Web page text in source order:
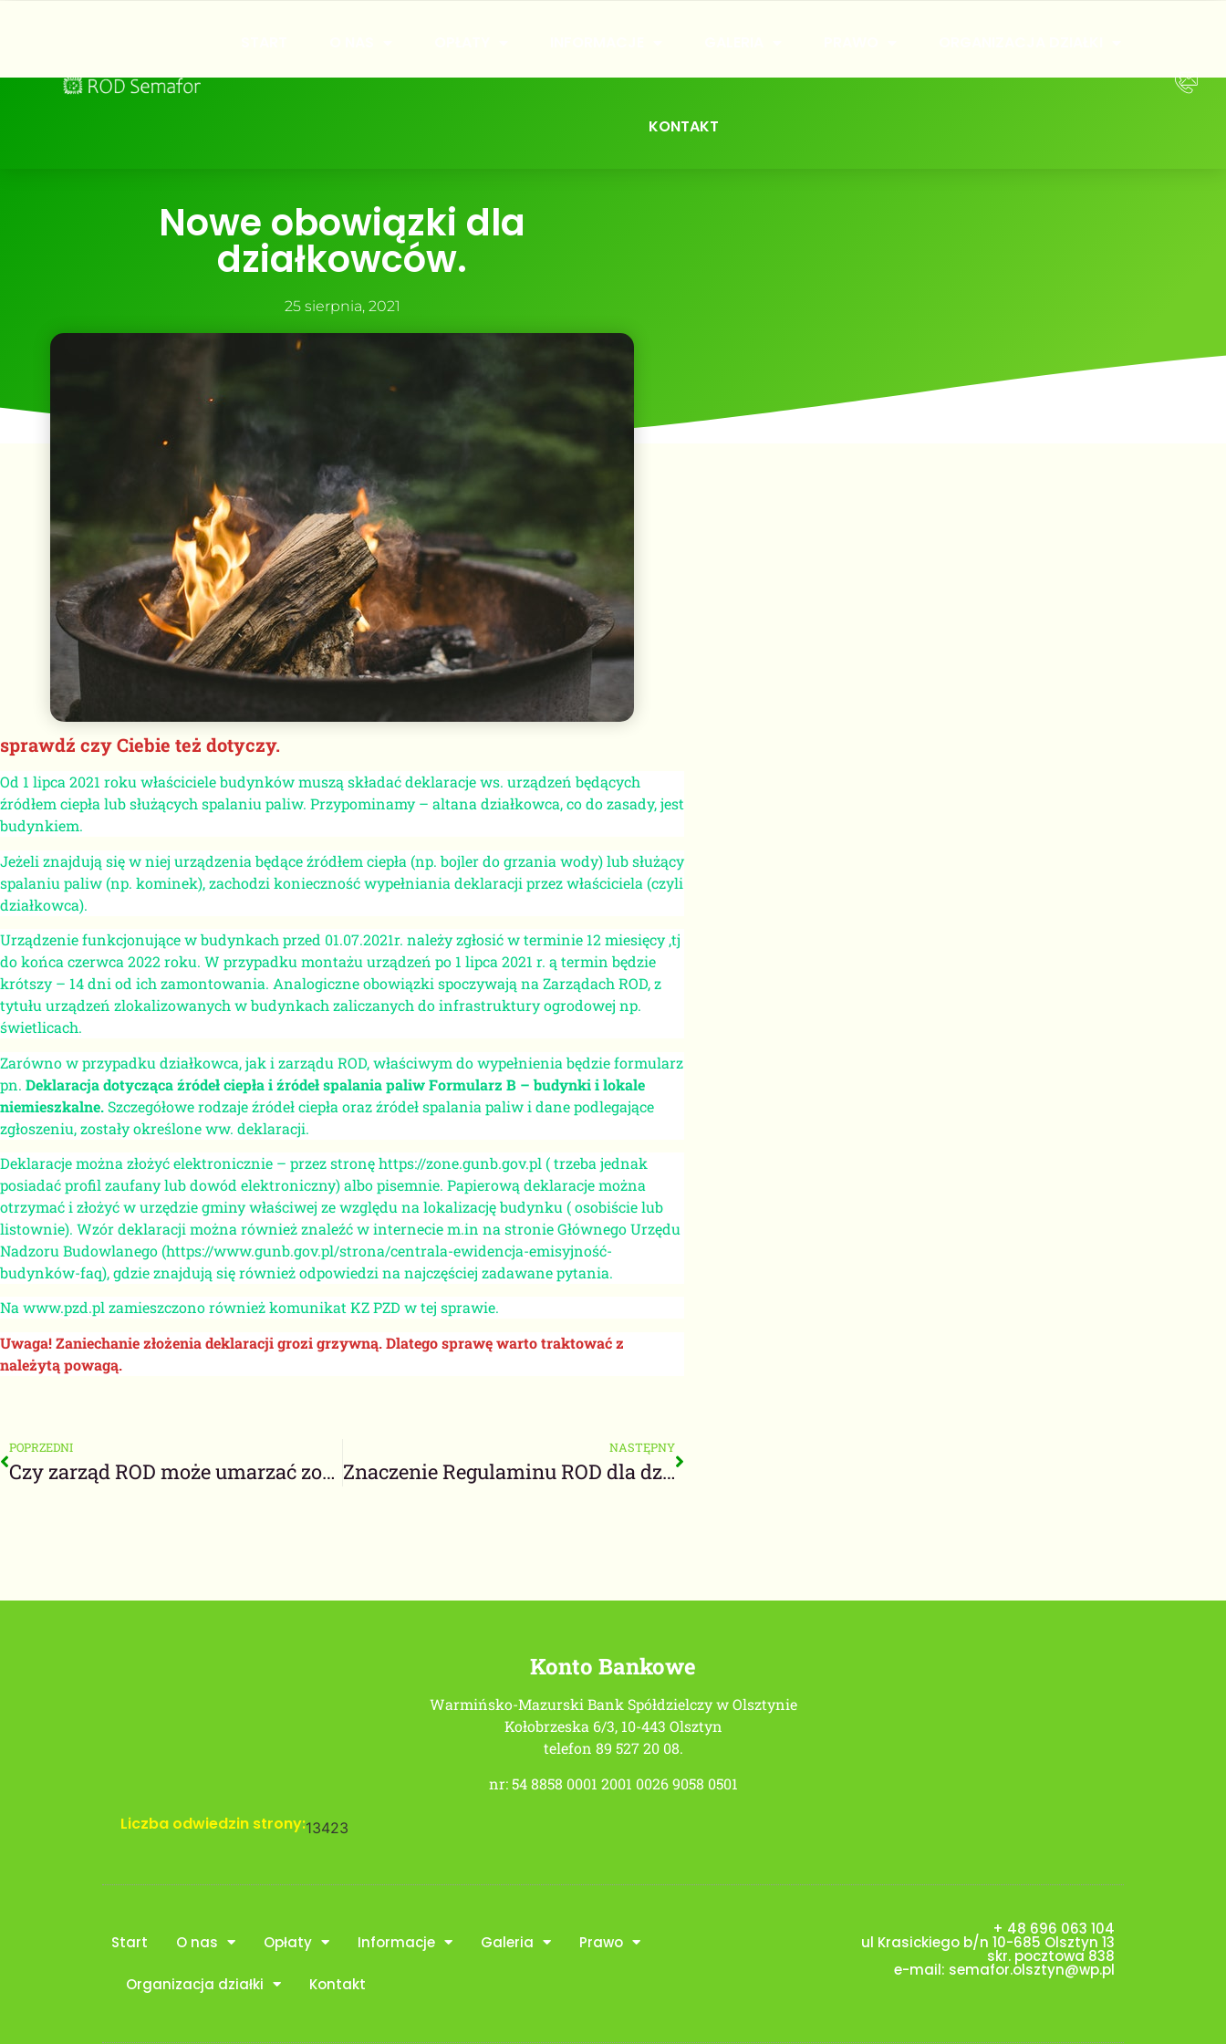
KONTAKT
Nowe obowiązki dla
działkowców.
25 sierpnia, 2021
sprawdź czy Ciebie też dotyczy.
Od 1 lipca 2021 roku właściciele budynków muszą składać deklaracje ws. urządzeń będących
źródłem ciepła lub służących spalaniu paliw. Przypominamy – altana działkowca, co do zasady, jest
budynkiem.
Jeżeli znajdują się w niej urządzenia będące źródłem ciepła (np. bojler do grzania wody) lub służący
spalaniu paliw (np. kominek), zachodzi konieczność wypełniania deklaracji przez właściciela (czyli
działkowca).
Urządzenie funkcjonujące w budynkach przed 01.07.2021r. należy zgłosić w terminie 12 miesięcy ,tj
do końca czerwca 2022 roku. W przypadku montażu urządzeń po 1 lipca 2021 r. ą termin będzie
krótszy – 14 dni od ich zamontowania. Analogiczne obowiązki spoczywają na Zarządach ROD, z
tytułu urządzeń zlokalizowanych w budynkach zaliczanych do infrastruktury ogrodowej np.
świetlicach.
Zarówno w przypadku działkowca, jak i zarządu ROD, właściwym do wypełnienia będzie formularz
pn. Deklaracja dotycząca źródeł ciepła i źródeł spalania paliw Formularz B – budynki i lokale
niemieszkalne.Szczegółowe rodzaje źródeł ciepła oraz źródeł spalania paliw i dane podlegające
zgłoszeniu, zostały określone ww. deklaracji.
Deklaracje można złożyć elektronicznie – przez stronę https://zone.gunb.gov.pl ( trzeba jednak
posiadać profil zaufany lub dowód elektroniczny) albo pisemnie. Papierową deklaracje można
otrzymać i złożyć w urzędzie gminy właściwej ze względu na lokalizację budynku ( osobiście lub
listownie). Wzór deklaracji można również znaleźć w internecie m.in na stronie Głównego Urzędu
Nadzoru Budowlanego (https://www.gunb.gov.pl/strona/centrala-ewidencja-emisyjność-
budynków-faq), gdzie znajdują się również odpowiedzi na najczęściej zadawane pytania.
Na www.pzd.pl zamieszczono również komunikat KZ PZD w tej sprawie.
Uwaga! Zaniechanie złożenia deklaracji grozi grzywną. Dlatego sprawę warto traktować z
należytą powagą.
POPRZEDNI
Czy zarząd ROD może umarzać zobowiązania z tytułu opłaty ogrodowej ?
NASTĘPNY
Znaczenie Regulaminu ROD dla działkowców
Konto Bankowe
Warmińsko-Mazurski Bank Spółdzielczy w Olsztynie
Kołobrzeska 6/3, 10-443 Olsztyn
telefon 89 527 20 08.
nr: 54 8858 0001 2001 0026 9058 0501
Liczba odwiedzin strony:13423
Start O nas Opłaty Informacje Galeria Prawo
Organizacja działki Kontakt
+ 48 696 063 104
ul Krasickiego b/n 10-685 Olsztyn 13
skr. pocztowa 838
e-mail: semafor.olsztyn@wp.pl